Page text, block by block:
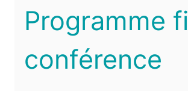
Programme
conférence